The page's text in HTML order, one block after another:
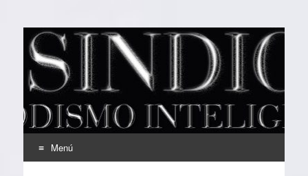
EL SINDICAL
Periodismo Inteligente
Menú